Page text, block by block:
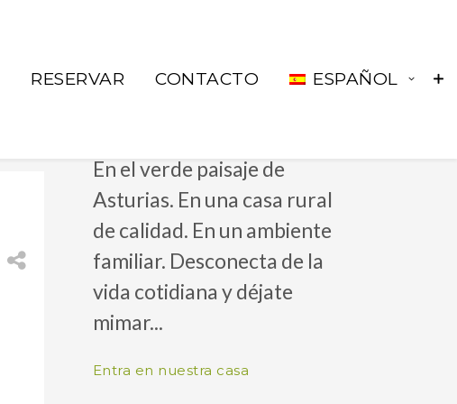
RESERVAR CONTACTO ESPAÑOL
686 92 73 04
correo@lacueste.com
En el verde paisaje de
Asturias. En una casa rural
de calidad. En un ambiente
familiar. Desconecta de la
vida cotidiana y déjate
mimar...
Entra en nuestra casa